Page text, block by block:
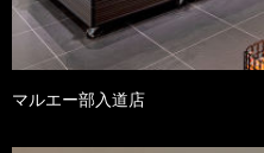
マルエー部入道店